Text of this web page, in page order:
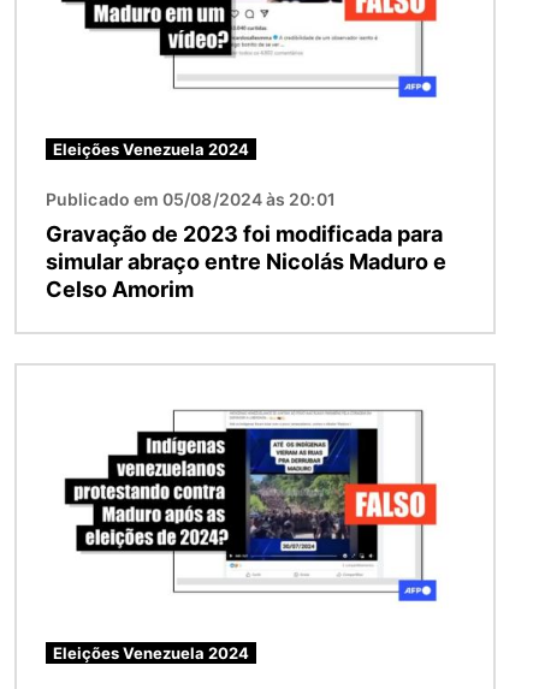
Eleições Venezuela 2024
Publicado em 05/08/2024 às 20:01
Gravação de 2023 foi modificada para
simular abraço entre Nicolás Maduro e
Celso Amorim
Eleições Venezuela 2024